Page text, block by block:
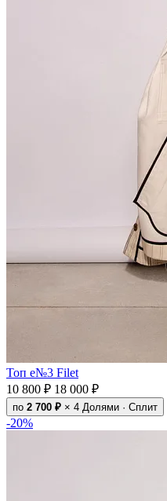
Топ e№3 Filet
10 800 ₽ 18 000 ₽
по 2 700 ₽ × 4 Долями · Сплит
-20%